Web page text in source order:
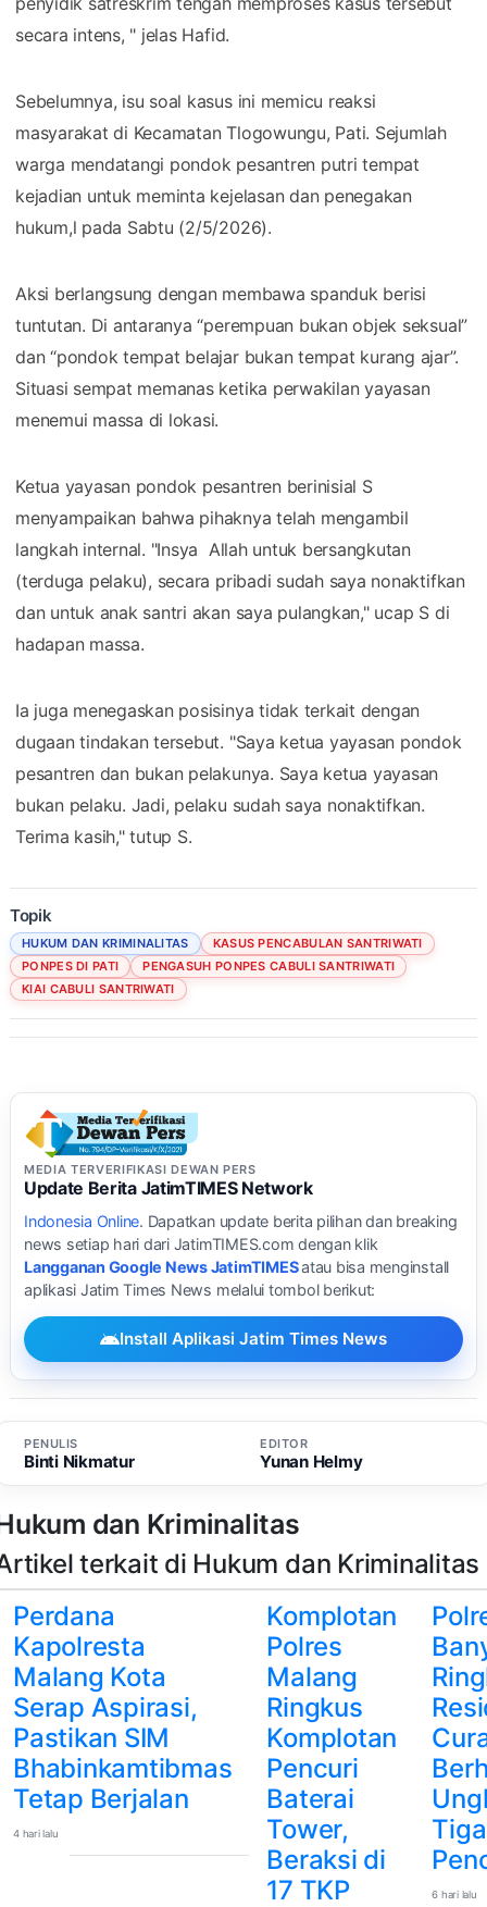
secara intens, " jelas Hafid.
Sebelumnya, isu soal kasus ini memicu reaksi
masyarakat di Kecamatan Tlogowungu, Pati. Sejumlah
warga mendatangi pondok pesantren putri tempat
kejadian untuk meminta kejelasan dan penegakan
hukum,l pada Sabtu (2/5/2026).
Aksi berlangsung dengan membawa spanduk berisi
tuntutan. Di antaranya “perempuan bukan objek seksual”
dan “pondok tempat belajar bukan tempat kurang ajar”.
Situasi sempat memanas ketika perwakilan yayasan
menemui massa di lokasi.
Ketua yayasan pondok pesantren berinisial S
menyampaikan bahwa pihaknya telah mengambil
langkah internal. "Insya Allah untuk bersangkutan
(terduga pelaku), secara pribadi sudah saya nonaktifkan
dan untuk anak santri akan saya pulangkan," ucap S di
hadapan massa.
Ia juga menegaskan posisinya tidak terkait dengan
dugaan tindakan tersebut. "Saya ketua yayasan pondok
pesantren dan bukan pelakunya. Saya ketua yayasan
bukan pelaku. Jadi, pelaku sudah saya nonaktifkan.
Terima kasih," tutup S.
Topik
HUKUM DAN KRIMINALITAS
KASUS PENCABULAN SANTRIWATI
PONPES DI PATI
PENGASUH PONPES CABULI SANTRIWATI
KIAI CABULI SANTRIWATI
MEDIA TERVERIFIKASI DEWAN PERS
Update Berita JatimTIMES Network
Indonesia Online. Dapatkan update berita pilihan dan breaking
news setiap hari dari JatimTIMES.com dengan klik
Langganan Google News JatimTIMESatau bisa menginstall
aplikasi Jatim Times News melalui tombol berikut:
Install Aplikasi Jatim Times News
PENULIS
Binti Nikmatur
EDITOR
Yunan Helmy
dan Kriminalitas
terkait di Hukum dan Kriminalitas
Perdana
Kapolresta
Malang Kota
Serap Aspirasi,
Pastikan SIM
Bhabinkamtibmas
Tetap Berjalan
4 hari lalu
Komplotan
Polres
Malang
Ringkus
Komplotan
Pencuri
Baterai
Tower,
Beraksi di
17 TKP
6 hari lalu